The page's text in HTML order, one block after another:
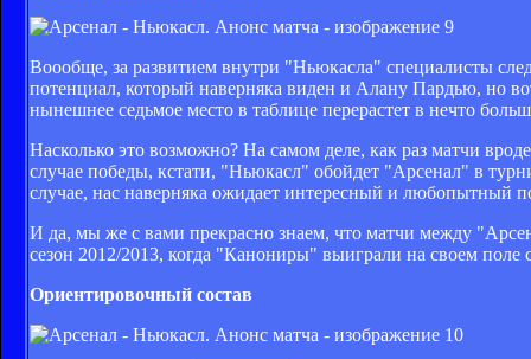
Воообще, за развитием внутри "Ньюкасла" специалисты
потенциал, который наверняка виден и Алану Пардью, но
нынешнее седьмое место в таблице перерастет в нечто
Насколько это возможно? На самом деле, как раз матчи
случае победы, кстати, "Ньюкасл" обойдет "Арсенал" в
случае, нас наверняка ожидает интересный и любопытный
И да, мы же с вами прекрасно знаем, что матчи между
сезон 2012/2013, когда "Канониры" выиграли на своем поле
Ориентировочный состав